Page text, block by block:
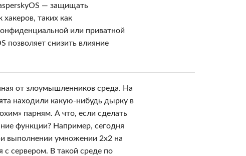
— защищать
таких как
или приватной
позволяет снизить влияние
от злоумышленников среда. На
находили какую-нибудь дырку в
парням. А что, если сделать
функции? Например, сегодня
выполнении умножении 2x2 на
с сервером. В такой среде по